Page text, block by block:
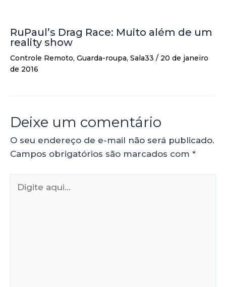
RuPaul’s Drag Race: Muito além de um
reality show
Controle Remoto, Guarda-roupa, Sala33 / 20 de janeiro
de 2016
Deixe um comentário
O seu endereço de e-mail não será publicado.
Campos obrigatórios são marcados com *